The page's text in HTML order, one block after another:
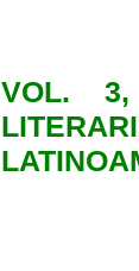
VOL. 3,